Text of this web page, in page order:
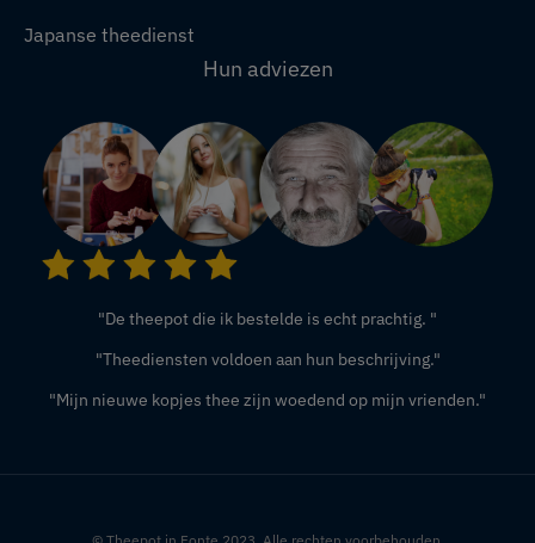
Japanse theedienst
Hun adviezen
"De theepot die ik bestelde is echt prachtig. "
"Theediensten voldoen aan hun beschrijving."
"Mijn nieuwe kopjes thee zijn woedend op mijn vrienden."